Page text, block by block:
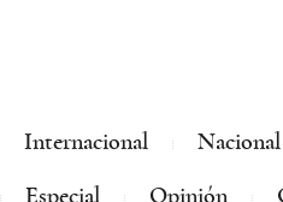
Internacional Nacional
Especial Opinión